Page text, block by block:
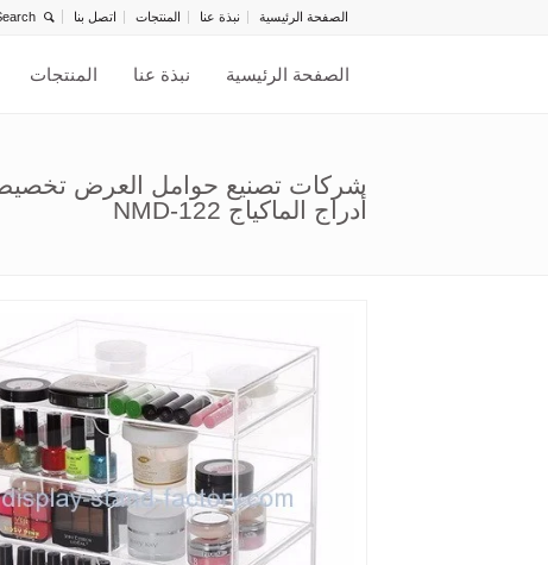
الصفحة الرئيسية نبذة عنا المنتجات اتصل بنا
الصفحة الرئيسية نبذة عنا المنتجات
شركات تصنيع حوامل العرض
أدراج الماكياج NMD-122